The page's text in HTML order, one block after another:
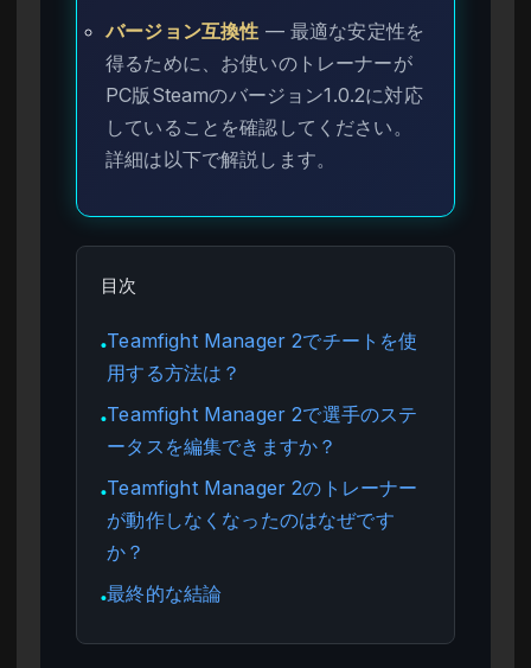
バージョン互換性 — 最適な安定性を
得るために、お使いのトレーナーが
PC版Steamのバージョン1.0.2に対応
していることを確認してください。
詳細は以下で解説します。
目次
●Teamfight Manager 2でチートを使
用する方法は？
●Teamfight Manager 2で選手のステ
ータスを編集できますか？
●Teamfight Manager 2のトレーナー
が動作しなくなったのはなぜです
か？
●最終的な結論